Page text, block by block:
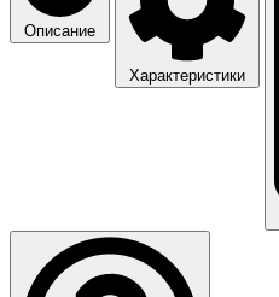
Описание
Характеристики